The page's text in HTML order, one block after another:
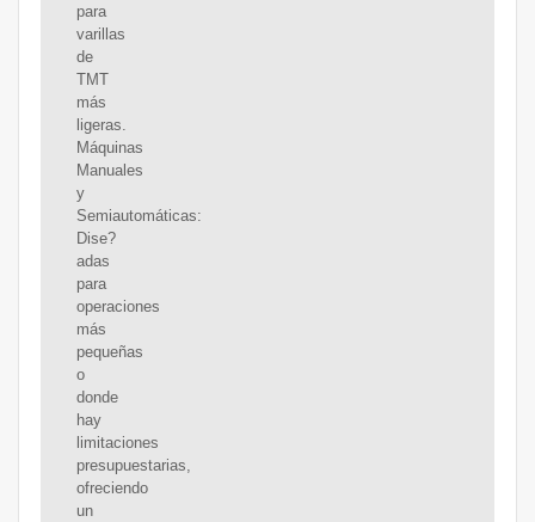
para
varillas
de
TMT
más
ligeras.
Máquinas
Manuales
y
Semiautomáticas:
Dise?
adas
para
operaciones
más
pequeñas
o
donde
hay
limitaciones
presupuestarias,
ofreciendo
un